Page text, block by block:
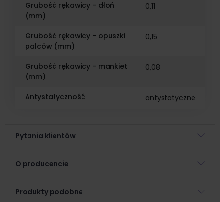
Grubość rękawicy - dłoń
(mm)
0,11
Grubość rękawicy - opuszki
palców (mm)
0,15
Grubość rękawicy - mankiet
(mm)
0,08
Antystatyczność antystatyczne
Pytania klientów
O producencie
Produkty podobne